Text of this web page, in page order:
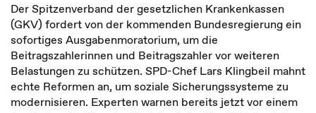
Der Spitzenverband der gesetzlichen Krankenkassen
(GKV) fordert von der kommenden Bundesregierung ein
sofortiges Ausgabenmoratorium, um die
Beitragszahlerinnen und Beitragszahler vor weiteren
Belastungen zu schützen. SPD-Chef Lars Klingbeil mahnt
echte Reformen an, um soziale Sicherungssysteme zu
modernisieren. Experten warnen bereits jetzt vor einem